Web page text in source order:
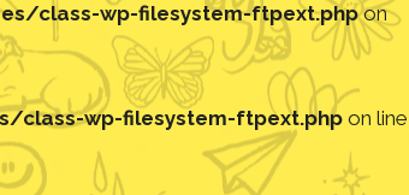
class-wp-filesystem-ftpext.phpon
wp-filesystem-ftpext.php on line